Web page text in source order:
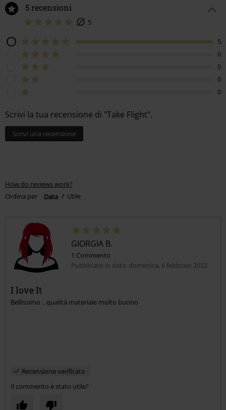
5 recensioni
5
5
0
0
0
0
Scrivi la tua recensione di "Take Flight".
Scrivi una recensione
How do reviews work?
Ordina per
Data Utile
GIORGIA B.
1 Commento
Pubblicato in data: domenica, 6 febbraio 2022
I love It
Bellissimo .. qualità materiale molto buono
Recensione verificata
Il commento è stato utile?